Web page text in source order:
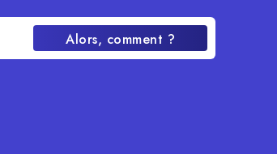
Alors, comment ?